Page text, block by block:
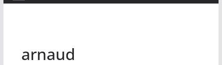
arnaud